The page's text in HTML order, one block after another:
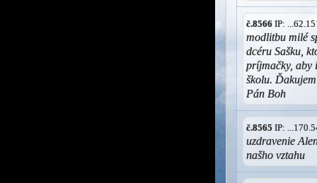
č.8566 IP:
modlitbu milé
dcéru Sašku,
príjmačky, aby
školu.
Pán Boh
č.8565 IP:
uzdravenie
našho vztahu